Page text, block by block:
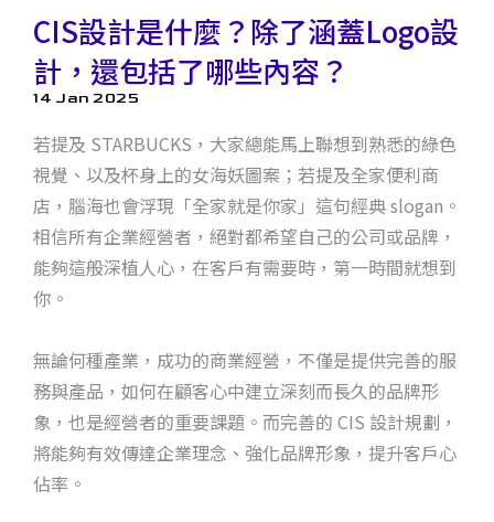
CIS設計是什麼？除了涵蓋Logo設
計，還包括了哪些內容？
14 Jan 2025
若提及 STARBUCKS，大家總能馬上聯想到熟悉的綠色
視覺、以及杯身上的女海妖圖案；若提及全家便利商
店，腦海也會浮現「全家就是你家」這句經典 slogan。
相信所有企業經營者，絕對都希望自己的公司或品牌，
能夠這般深植人心，在客戶有需要時，第一時間就想到
你。
無論何種產業，成功的商業經營，不僅是提供完善的服
務與產品，如何在顧客心中建立深刻而長久的品牌形
象，也是經營者的重要課題。而完善的 CIS 設計規劃，
將能夠有效傳達企業理念、強化品牌形象，提升客戶心
佔率。